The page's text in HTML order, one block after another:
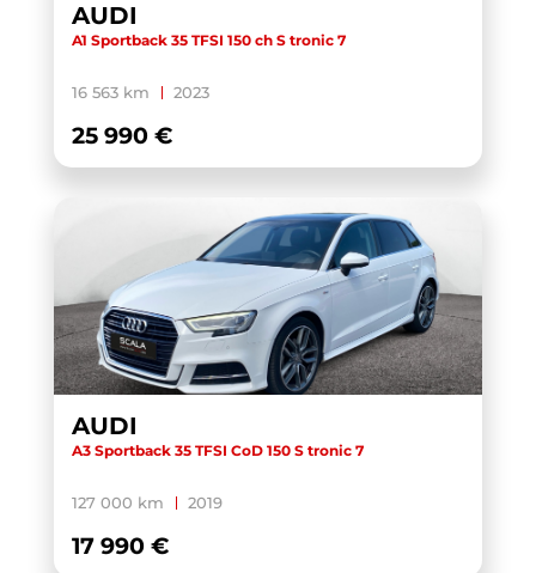
AUDI
A1 Sportback 35 TFSI 150 ch S tronic 7
16 563 km 2023
25 990 €
AUDI
A3 Sportback 35 TFSI CoD 150 S tronic 7
127 000 km 2019
17 990 €